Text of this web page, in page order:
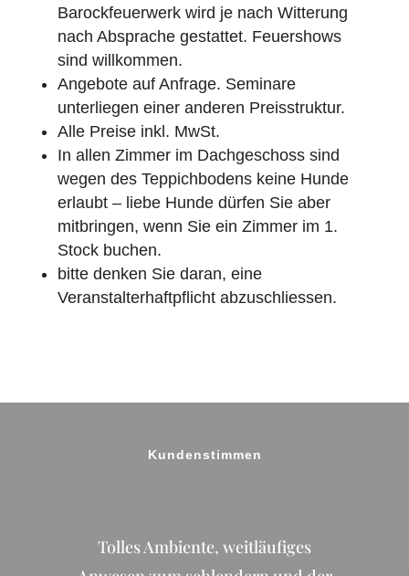
Barockfeuerwerk wird je nach Witterung
nach Absprache gestattet. Feuershows
sind willkommen.
Angebote auf Anfrage. Seminare
unterliegen einer anderen Preisstruktur.
Alle Preise inkl. MwSt.
In allen Zimmer im Dachgeschoss sind
wegen des Teppichbodens keine Hunde
erlaubt – liebe Hunde dürfen Sie aber
mitbringen, wenn Sie ein Zimmer im 1.
Stock buchen.
bitte denken Sie daran, eine
Veranstalterhaftpflicht abzuschliessen.
Kundenstimmen
Tolles Ambiente, weitläufiges